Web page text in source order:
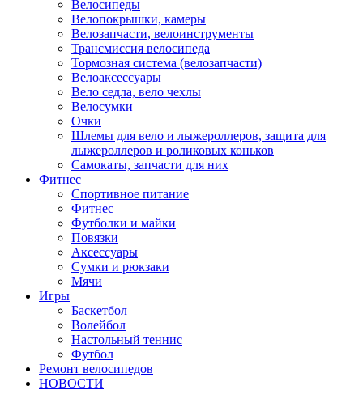
Велосипеды
Велопокрышки, камеры
Велозапчасти, велоинструменты
Трансмиссия велосипеда
Тормозная система (велозапчасти)
Велоаксессуары
Вело седла, вело чехлы
Велосумки
Очки
Шлемы для вело и лыжероллеров, защита для
лыжероллеров и роликовых коньков
Самокаты, запчасти для них
Фитнес
Спортивное питание
Фитнес
Футболки и майки
Повязки
Аксессуары
Сумки и рюкзаки
Мячи
Игры
Баскетбол
Волейбол
Настольный теннис
Футбол
Ремонт велосипедов
НОВОСТИ